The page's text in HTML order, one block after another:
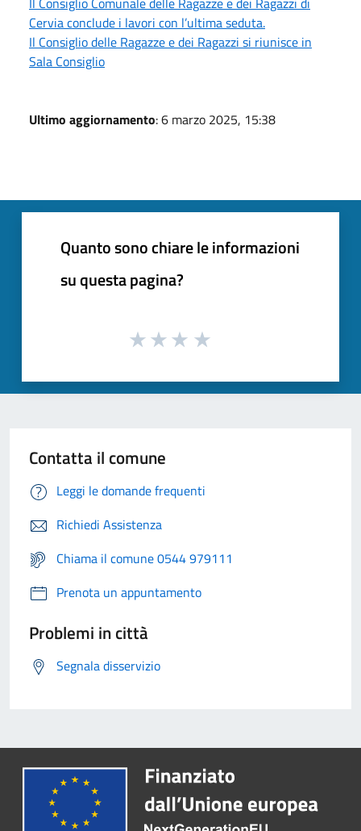
Cervia conclude i lavori con l’ultima seduta.
Il Consiglio delle Ragazze e dei Ragazzi si riunisce in
Sala Consiglio
Ultimo aggiornamento: 6 marzo 2025, 15:38
Quanto sono chiare le informazioni
su questa pagina?
Contatta il comune
Leggi le domande frequenti
Richiedi Assistenza
Chiama il comune 0544 979111
Prenota un appuntamento
Problemi in città
Segnala disservizio